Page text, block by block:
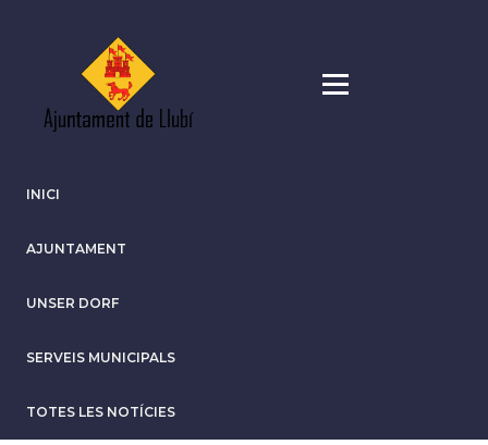
INICI
AJUNTAMENT
UNSER DORF
SERVEIS MUNICIPALS
TOTES LES NOTÍCIES